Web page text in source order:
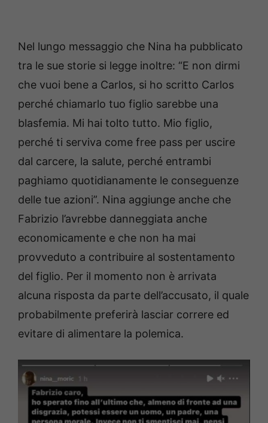
Nel lungo messaggio che Nina ha pubblicato
tra le sue storie si legge inoltre: “E non dirmi
che vuoi bene a Carlos, si ho scritto Carlos
perché chiamarlo tuo figlio sarebbe una
blasfemia. Mi hai tolto tutto. Mio figlio,
perché ti serviva come free pass per uscire
dal carcere, la salute, perché entrambi
paghiamo quotidianamente le conseguenze
delle tue azioni”. Nina aggiunge anche che
Fabrizio l’avrebbe danneggiata anche
economicamente e che non ha mai
provveduto a contribuire al sostentamento
del figlio. Per il momento non è arrivata
alcuna risposta da parte dell’accusato, il quale
probabilmente preferirà lasciar correre ed
evitare di alimentare la polemica.